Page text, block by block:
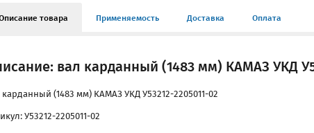
товара Применяемость Доставка Оплата
вал карданный (1483 мм) КАМАЗ УКД
карданный (1483 мм) КАМАЗ УКД У53212-2205011-02
У53212-2205011-02